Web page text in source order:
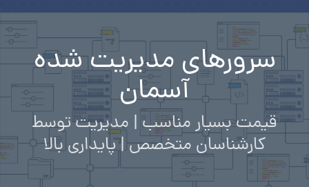
سرورهای مدیریت شده
آسمان
قیمت بسیار مناسب | مدیریت توسط
کارشناسان متخصص | پایداری بالا